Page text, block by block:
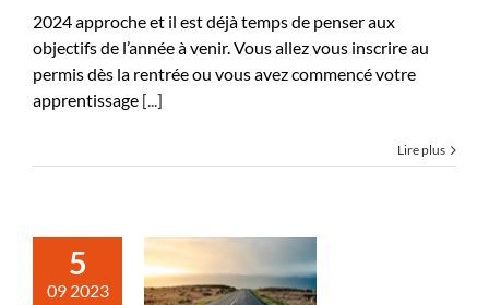
2024 approche et il est déjà temps de penser aux
objectifs de l’année à venir. Vous allez vous inscrire au
permis dès la rentrée ou vous avez commencé votre
apprentissage [...]
Lire plus
5
09 2023